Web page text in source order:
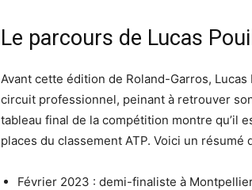
Le parcours de Lucas
Avant cette édition de Roland-Garros,
circuit professionnel, peinant à retrouver
tableau final de la compétition montre qu’il
places du classement ATP. Voici un
Février 2023 : demi-finaliste à